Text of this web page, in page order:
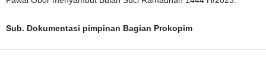
Sub. Dokumentasi pimpinan Bagian Prokopim